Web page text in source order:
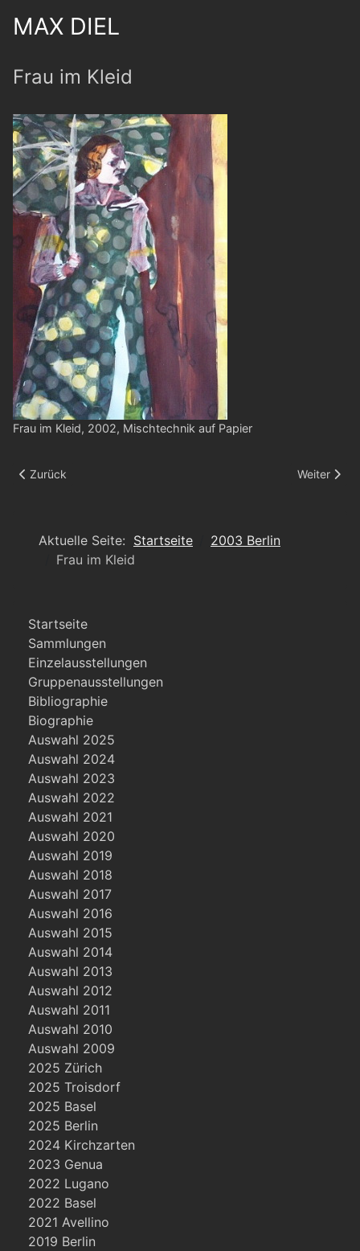
MAX DIEL
Frau im Kleid
Frau im Kleid, 2002, Mischtechnik auf Papier
Vorheriger Beitrag: Spiderman, klein
Zurück Nächster
Weiter
Aktuelle Seite: Startseite
2003 Berlin
Frau im Kleid
Startseite
Sammlungen
Einzelausstellungen
Gruppenausstellungen
Bibliographie
Biographie
Auswahl 2025
Auswahl 2024
Auswahl 2023
Auswahl 2022
Auswahl 2021
Auswahl 2020
Auswahl 2019
Auswahl 2018
Auswahl 2017
Auswahl 2016
Auswahl 2015
Auswahl 2014
Auswahl 2013
Auswahl 2012
Auswahl 2011
Auswahl 2010
Auswahl 2009
2025 Zürich
2025 Troisdorf
2025 Basel
2025 Berlin
2024 Kirchzarten
2023 Genua
2022 Lugano
2022 Basel
2021 Avellino
2019 Berlin